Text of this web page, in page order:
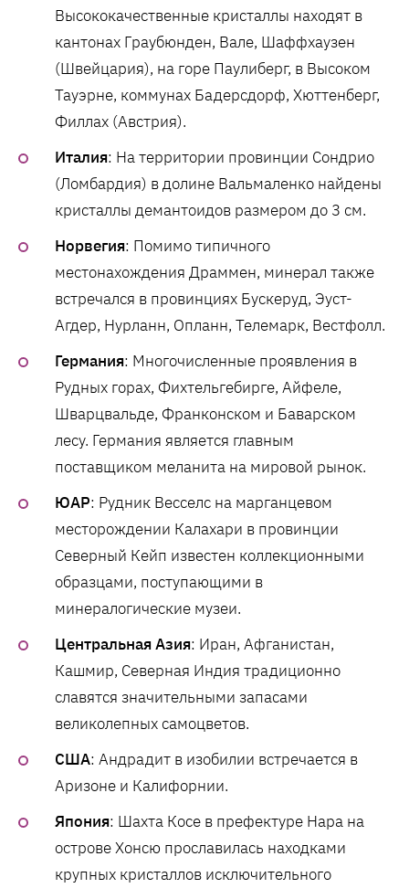
Высококачественные кристаллы находят в
кантонах Граубюнден, Вале, Шаффхаузен
(Швейцария), на горе Паулиберг, в Высоком
Тауэрне, коммунах Бадерсдорф, Хюттенберг,
Филлах (Австрия).
Италия: На территории провинции Сондрио
(Ломбардия) в долине Вальмаленко найдены
кристаллы демантоидов размером до 3 см.
Норвегия: Помимо типичного
местонахождения Драммен, минерал также
встречался в провинциях Бускеруд, Эуст-
Агдер, Нурланн, Опланн, Телемарк, Вестфолл.
Германия: Многочисленные проявления в
Рудных горах, Фихтельгебирге, Айфеле,
Шварцвальде, Франконском и Баварском
лесу. Германия является главным
поставщиком меланита на мировой рынок.
ЮАР: Рудник Весселс на марганцевом
месторождении Калахари в провинции
Северный Кейп известен коллекционными
образцами, поступающими в
минералогические музеи.
Центральная Азия: Иран, Афганистан,
Кашмир, Северная Индия традиционно
славятся значительными запасами
великолепных самоцветов.
США: Андрадит в изобилии встречается в
Аризоне и Калифорнии.
Япония: Шахта Косе в префектуре Нара на
острове Хонсю прославилась находками
крупных кристаллов исключительного